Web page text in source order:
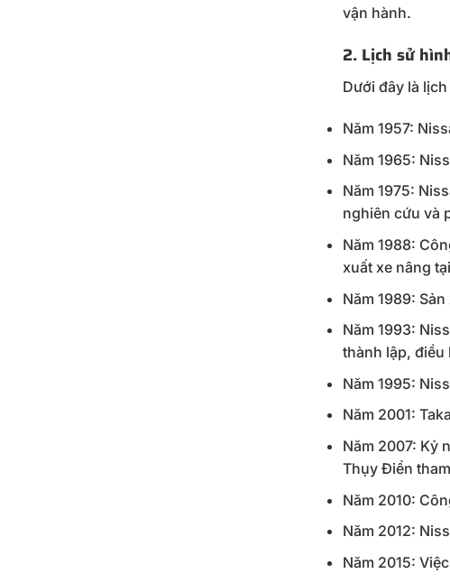
vận hành.
2. Lịch sử
Dưới đây là
Năm 1957:
Năm 1965:
Năm 1975:
nghiên cứu và
Năm 1988:
xuất xe nâng
Năm 1989:
Năm 1993:
thành lập, điều
Năm 1995:
Năm 2001:
Năm 2007: Kỷ
Thụy Điển
Năm 2010:
Năm 2012:
Năm 2015: